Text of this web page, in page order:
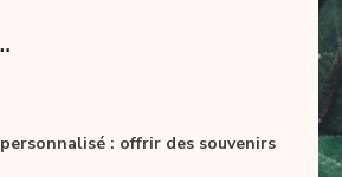
: offrir des souvenirs